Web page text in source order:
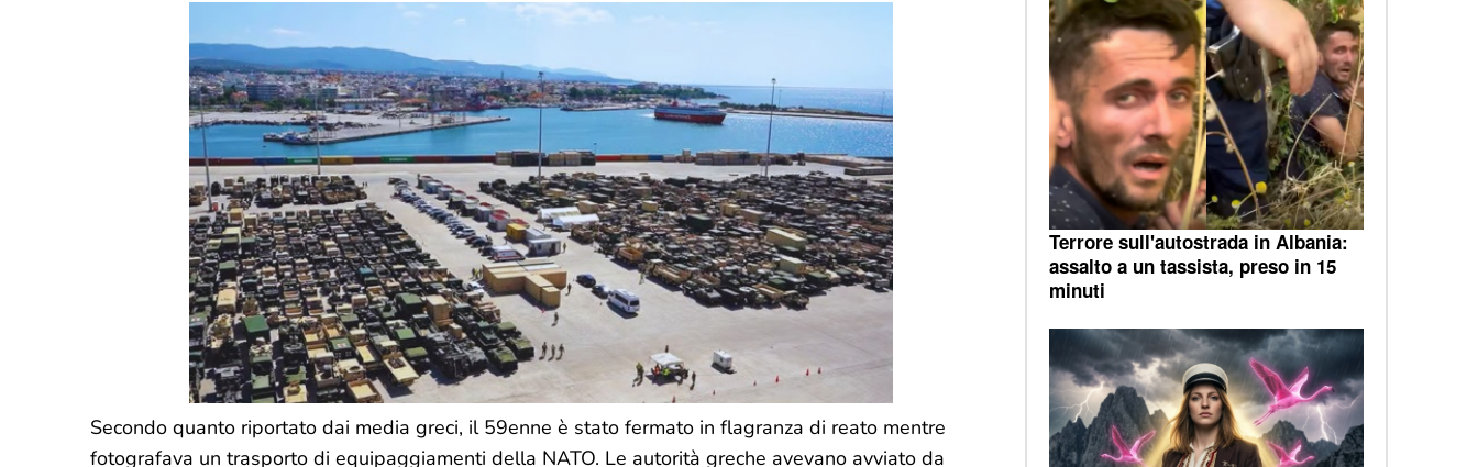
Secondo quanto riportato dai media greci, il 59enne è stato fermato in flagranza di reato mentre
fotografava un trasporto di equipaggiamenti della NATO. Le autorità greche avevano avviato da
Terrore sull'autostrada in Albania:
assalto a un tassista, preso in 15
minuti